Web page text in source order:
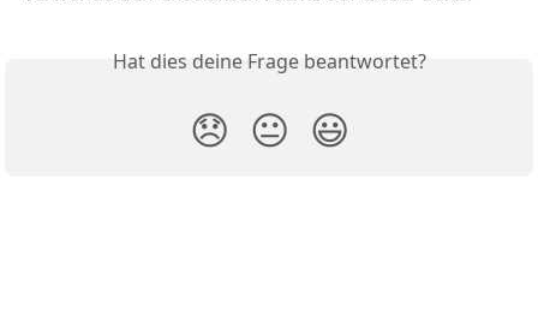
Hat dies deine Frage beantwortet?
😞 😐 😃